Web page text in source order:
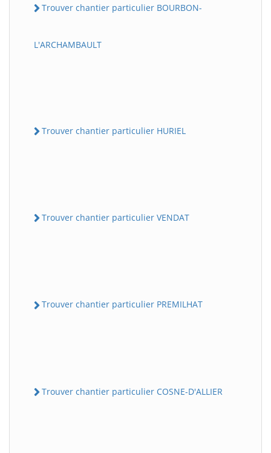
Trouver chantier particulier BOURBON-
L'ARCHAMBAULT
Trouver chantier particulier HURIEL
Trouver chantier particulier VENDAT
Trouver chantier particulier PREMILHAT
Trouver chantier particulier COSNE-D'ALLIER